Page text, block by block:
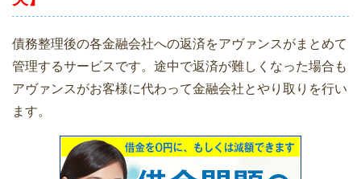
債務整理後の各金融会社への返済をアヴァンスがまとめて
管理するサービスです。途中で返済が難しくなった場合も
アヴァンスがお客様に代わって金融会社とやり取りを行い
ます。